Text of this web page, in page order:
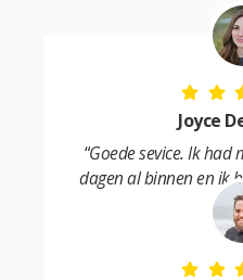
Joyce
“Goede sevice. Ik had
dagen al binnen en ik